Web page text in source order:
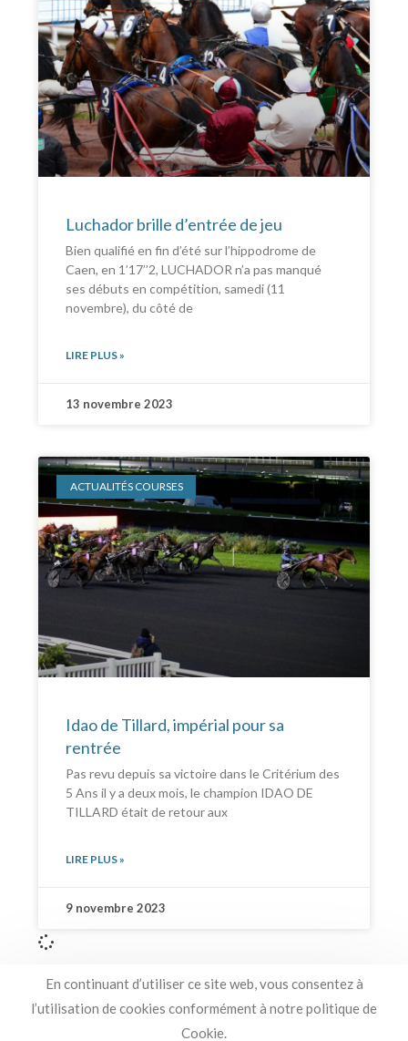
Luchador brille d’entrée de jeu
Bien qualifié en fin d’été sur l’hippodrome de
Caen, en 1’17’’2, LUCHADOR n’a pas manqué
ses débuts en compétition, samedi (11
novembre), du côté de
LIRE PLUS »
13 novembre 2023
ACTUALITÉS COURSES
Idao de Tillard, impérial pour sa
rentrée
Pas revu depuis sa victoire dans le Critérium des
5 Ans il y a deux mois, le champion IDAO DE
TILLARD était de retour aux
LIRE PLUS »
9 novembre 2023
SECRÉTARIAT : MME LEMELLETIER • BP 104 • CARENTAN • 50500
En continuant d’utiliser ce site web, vous consentez à
l’utilisation de cookies conformément à notre politique de
Cookie.